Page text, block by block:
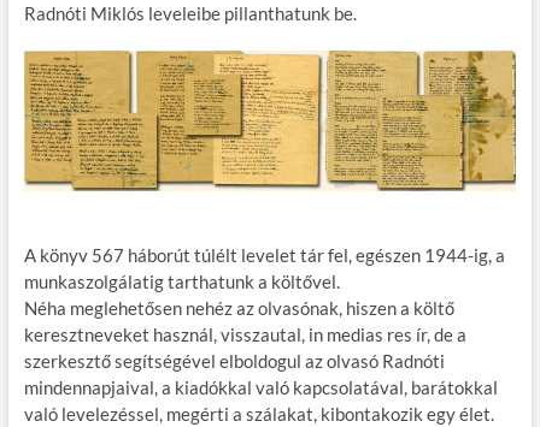
Radnóti Miklós leveleibe pillanthatunk be.
A könyv 567 háborút túlélt levelet tár fel, egészen 1944-ig, a
munkaszolgálatig tarthatunk a költővel.
Néha meglehetősen nehéz az olvasónak, hiszen a költő
keresztneveket használ, visszautal, in medias res ír, de a
szerkesztő segítségével elboldogul az olvasó Radnóti
mindennapjaival, a kiadókkal való kapcsolatával, barátokkal
való levelezéssel, megérti a szálakat, kibontakozik egy élet.